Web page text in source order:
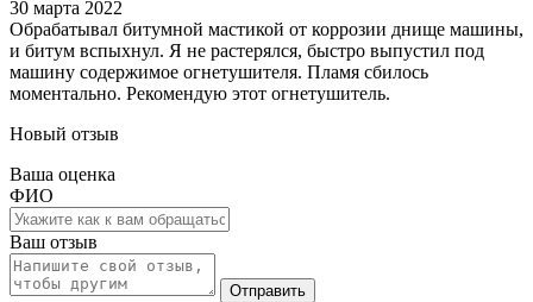
30 марта 2022
Обрабатывал битумной мастикой от коррозии днище машины,
и битум вспыхнул. Я не растерялся, быстро выпустил под
машину содержимое огнетушителя. Пламя сбилось
моментально. Рекомендую этот огнетушитель.
Новый отзыв
Ваша оценка
ФИО
Ваш отзыв
Отправить